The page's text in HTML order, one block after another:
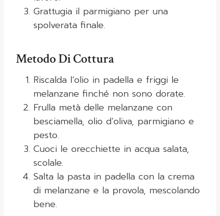
Grattugia il parmigiano per una
spolverata finale.
Metodo Di Cottura
Riscalda l’olio in padella e friggi le
melanzane finché non sono dorate.
Frulla metà delle melanzane con
besciamella, olio d’oliva, parmigiano e
pesto.
Cuoci le orecchiette in acqua salata,
scolale.
Salta la pasta in padella con la crema
di melanzane e la provola, mescolando
bene.